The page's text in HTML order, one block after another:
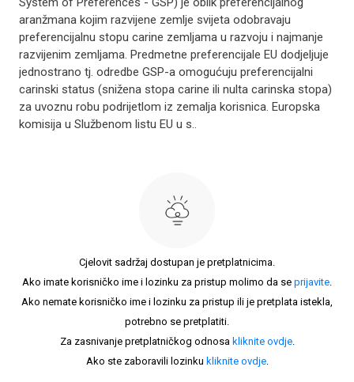
aranžmana kojim razvijene zemlje svijeta odobravaju
preferencijalnu stopu carine zemljama u razvoju i najmanje
razvijenim zemljama. Predmetne preferencijale EU dodjeljuje
jednostrano tj. odredbe GSP-a omogućuju preferencijalni
carinski status (snižena stopa carine ili nulta carinska stopa)
za uvoznu robu podrijetlom iz zemalja korisnica. Europska
komisija u Službenom listu EU u s..
Cjelovit sadržaj dostupan je pretplatnicima.
Ako imate korisničko ime i lozinku za pristup molimo da se prijavite.
Ako nemate korisničko ime i lozinku za pristup ili je pretplata istekla,
potrebno se pretplatiti.
Za zasnivanje pretplatničkog odnosa kliknite ovdje.
Ako ste zaboravili lozinku kliknite ovdje.